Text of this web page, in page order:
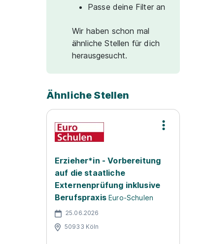
Passe deine Filter an
Wir haben schon mal
ähnliche Stellen für dich
herausgesucht.
Ähnliche Stellen
Erzieher*in - Vorbereitung
auf die staatliche
Externenprüfung inklusive
Berufspraxis Euro-Schulen
25.06.2026
50933 Köln